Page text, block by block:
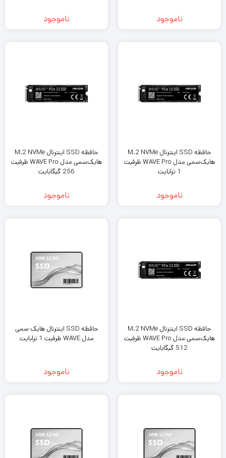
ناموجود ناموجود
حافظه SSD اینترنال M.2 NVMe
هایک‌سمی مدل WAVE Pro ظرفیت
1 ترابایت
ناموجود
حافظه SSD اینترنال M.2 NVMe
هایک‌سمی مدل WAVE Pro ظرفیت
256 گیگابایت
ناموجود
حافظه SSD اینترنال M.2 NVMe
هایک‌سمی مدل WAVE Pro ظرفیت
512 گیگابایت
ناموجود
حافظه SSD اینترنال هایک‌ سمی
مدل WAVE ظرفیت 1 ترابایت
ناموجود